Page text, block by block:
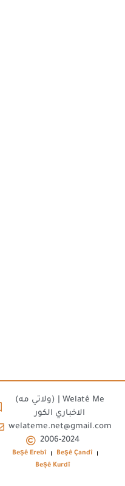
(ولاتي مه) | Welatê Me
الاخباري الكور
welateme.net@gmail.com
2006-2024
Beşê Erebî
Beşê Çandî
Beșê Kurdî